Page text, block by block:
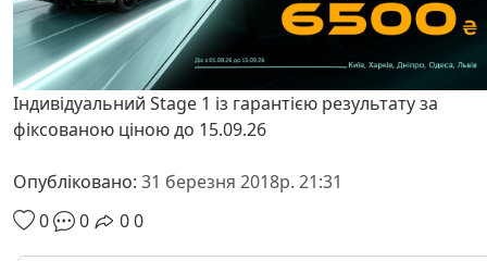
Індивідуальний Stage 1 із гарантією результату за
фіксованою ціною до 15.09.26
Опубліковано: 31 березня 2018р. 21:31
0
0 00